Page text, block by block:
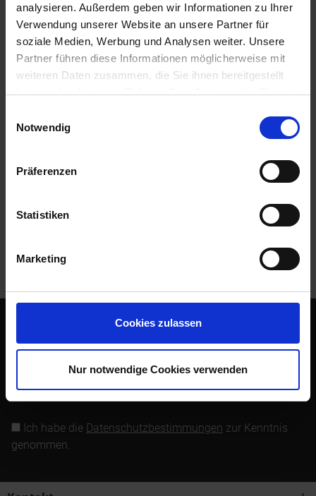
analysieren. Außerdem geben wir Informationen zu Ihrer
Verwendung unserer Website an unsere Partner für
soziale Medien, Werbung und Analysen weiter. Unsere
Partner führen diese Informationen möglicherweise mit
weiteren Daten zusammen, die Sie ihnen bereitgestellt
haben oder die sie im Rahmen Ihrer Nutzung der Dienste
Cookies, wenn Sie unsere Webseite weiterhin nutzen.
Notwendig
Präferenzen
Statistiken
Marketing
Cookies zulassen
Nur notwendige Cookies verwenden
In denWarenkorb
Merken Bewerten
Artikel Nr.: 1311606
Original Bing Ersatzteil. Rückholfeder - Rückzugfeder für
Bewertungen
Sie keine Neuigkeit oder Aktion mehr von Siebenrock.
Newsletter abonnieren
Ich habe die Datenschutzbestimmungen zur Kenntnis
genommen.